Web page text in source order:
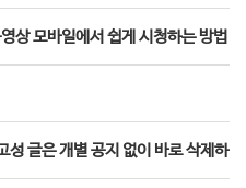
상 모바일에서 쉽게 시청하는 방법
성 글은 개별 공지 없이 바로 삭제하